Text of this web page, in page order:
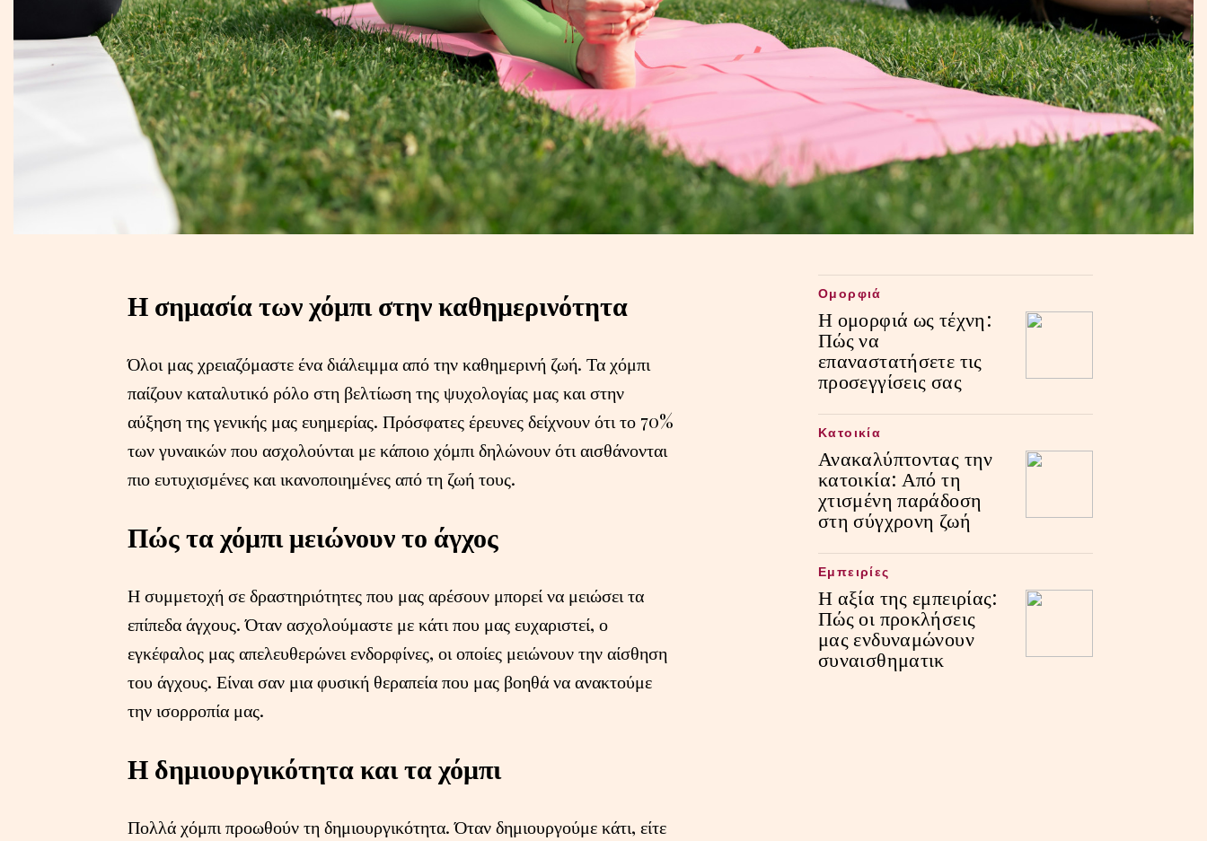
Η σημασία των χόμπι στην καθημερινότητα
Όλοι μας χρειαζόμαστε ένα διάλειμμα από την καθημερινή ζωή. Τα χόμπι
παίζουν καταλυτικό ρόλο στη βελτίωση της ψυχολογίας μας και στην
αύξηση της γενικής μας ευημερίας. Πρόσφατες έρευνες δείχνουν ότι το 70%
των γυναικών που ασχολούνται με κάποιο χόμπι δηλώνουν ότι αισθάνονται
πιο ευτυχισμένες και ικανοποιημένες από τη ζωή τους.
Πώς τα χόμπι μειώνουν το άγχος
Η συμμετοχή σε δραστηριότητες που μας αρέσουν μπορεί να μειώσει τα
επίπεδα άγχους. Όταν ασχολούμαστε με κάτι που μας ευχαριστεί, ο
εγκέφαλος μας απελευθερώνει ενδορφίνες, οι οποίες μειώνουν την αίσθηση
του άγχους. Είναι σαν μια φυσική θεραπεία που μας βοηθά να ανακτούμε
την ισορροπία μας.
Η δημιουργικότητα και τα χόμπι
Πολλά χόμπι προωθούν τη δημιουργικότητα. Όταν δημιουργούμε κάτι, είτε
Η ομορφιά ως τέχνη:
Πώς να
επαναστατήσετε τις
προσεγγίσεις σας
Ομορφιά
Ανακαλύπτοντας την
κατοικία: Από τη
χτισμένη παράδοση
στη σύγχρονη ζωή
Κατοικία
Η αξία της εμπειρίας:
Πώς οι προκλήσεις
μας ενδυναμώνουν
συναισθηματικ
Εμπειρίες